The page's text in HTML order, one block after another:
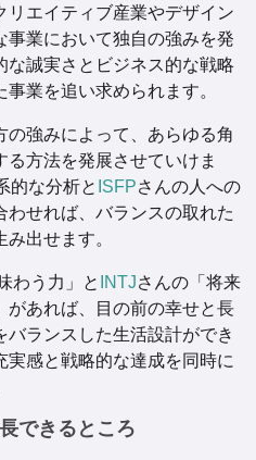
リエイティブ産業やデザイン
事業において独自の強みを発
な誠実さとビジネス的な戦略
業を追い求められます。
の強みによって、あらゆる角
る方法を発展させていけま
的な分析と ISFPさんの人への
わせれば、バランスの取れた
出せます。
わう力」と INTJさんの「将来
があれば、目の前の幸せと長
バランスした生活設計ができ
実感と戦略的な達成を同時に
できるところ